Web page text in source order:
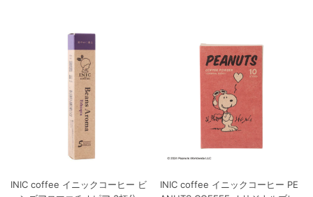
INIC coffee イニックコーヒー ビ
INIC coffee イニックコーヒー PE